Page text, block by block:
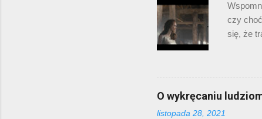
czy
się, że
Stuhra
O wykręcaniu
listopada 28, 2021